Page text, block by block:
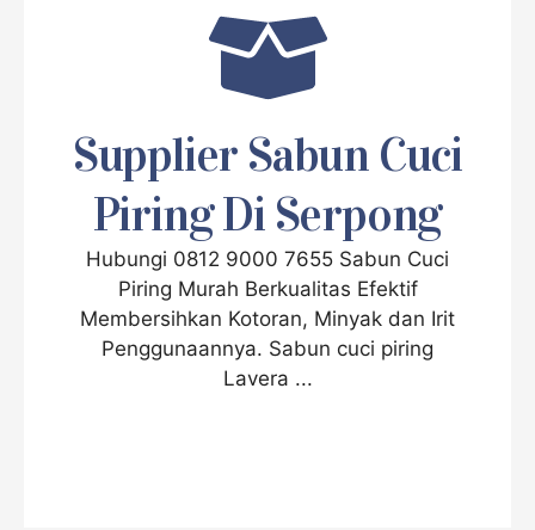
Supplier Sabun Cuci
Piring Di Serpong
Hubungi 0812 9000 7655 Sabun Cuci
Piring Murah Berkualitas Efektif
Membersihkan Kotoran, Minyak dan Irit
Penggunaannya. Sabun cuci piring
Lavera ...